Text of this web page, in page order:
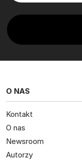
O NAS
Kontakt
O nas
Newsroom
Autorzy